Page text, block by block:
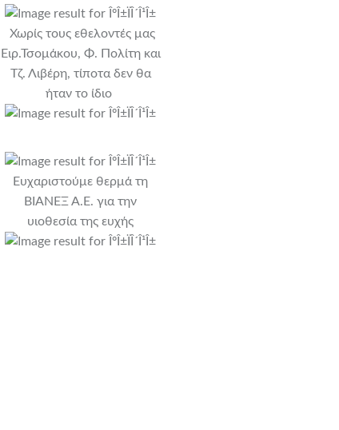
Χωρίς τους εθελοντές μας
Ειρ.Τσομάκου, Φ. Πολίτη και
Τζ. Λιβέρη, τίποτα δεν θα
ήταν το ίδιο
Ευχαριστούμε θερμά τη
ΒΙΑΝΕΞ Α.Ε. για την
υιοθεσία της ευχής